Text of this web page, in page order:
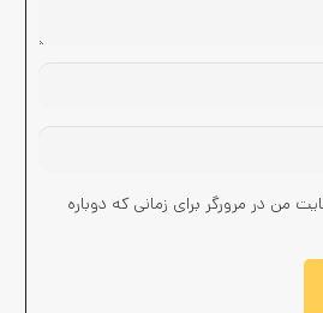
من در مرورگر برای زمانی که دوباره